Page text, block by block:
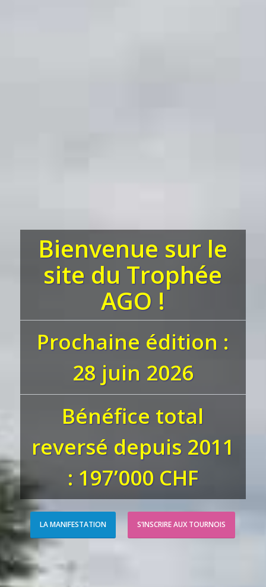
Bienvenue sur le
site du Trophée
AGO !
Prochaine édition :
28 juin 2026
Bénéfice total
reversé depuis 2011
: 197’000 CHF
LA MANIFESTATION S’INSCRIRE AUX TOURNOIS